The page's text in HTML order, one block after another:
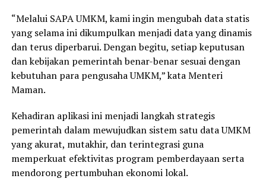
“Melalui SAPA UMKM, kami ingin mengubah data statis
yang selama ini dikumpulkan menjadi data yang dinamis
dan terus diperbarui. Dengan begitu, setiap keputusan
dan kebijakan pemerintah benar-benar sesuai dengan
kebutuhan para pengusaha UMKM,” kata Menteri
Maman.
Kehadiran aplikasi ini menjadi langkah strategis
pemerintah dalam mewujudkan sistem satu data UMKM
yang akurat, mutakhir, dan terintegrasi guna
memperkuat efektivitas program pemberdayaan serta
mendorong pertumbuhan ekonomi lokal.